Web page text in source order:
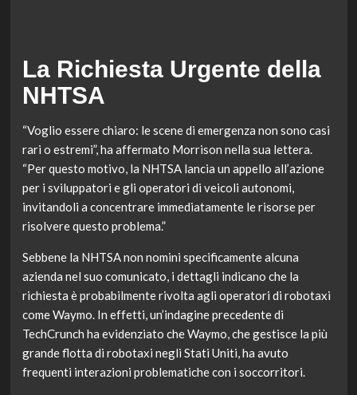
La Richiesta Urgente della
NHTSA
“Voglio essere chiaro: le scene di emergenza non sono casi
rari o estremi”, ha affermato Morrison nella sua lettera.
“Per questo motivo, la NHTSA lancia un appello all’azione
per i sviluppatori e gli operatori di veicoli autonomi,
invitandoli a concentrare immediatamente le risorse per
risolvere questo problema.”
Sebbene la NHTSA non nomini specificamente alcuna
azienda nel suo comunicato, i dettagli indicano che la
richiesta è probabilmente rivolta agli operatori di robotaxi
come Waymo. In effetti, un’indagine precedente di
TechCrunch ha evidenziato che Waymo, che gestisce la più
grande flotta di robotaxi negli Stati Uniti, ha avuto
frequenti interazioni problematiche con i soccorritori.